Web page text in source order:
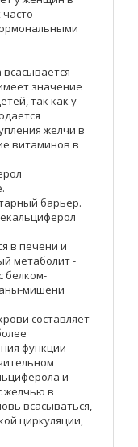
значение
так как у
желчи в
витаминов в
барьер.
в печени и
метаболит -
белком-
мишени
составляет
функции
и
желчью в
всасываться,
циркуляции,